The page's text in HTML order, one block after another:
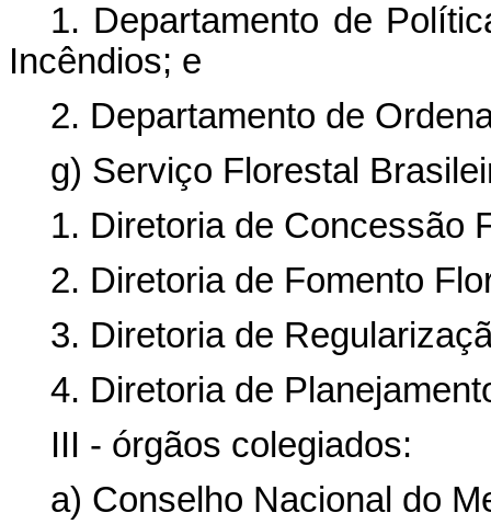
1. Departamento de
Incêndios; e
2. Departamento de
g) Serviço Florestal
1. Diretoria de Concessão
2. Diretoria de Fomento
3. Diretoria de
4. Diretoria de
III - órgãos colegiados:
a) Conselho Nacional do